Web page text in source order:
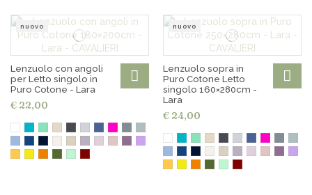
nuovo
Lenzuolo con angoli
per Letto singolo in
Puro Cotone - Lara
€ 22,00
nuovo
Lenzuolo sopra in
Puro Cotone Letto
singolo 160×280cm -
Lara
€ 24,00